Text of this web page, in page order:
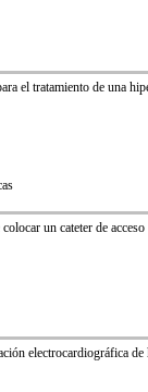
el tratamiento de una
un cateter de acceso
electrocardiográfica de